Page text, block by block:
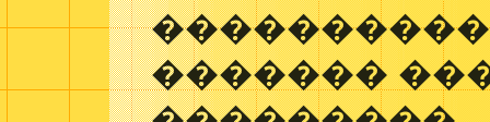
�������